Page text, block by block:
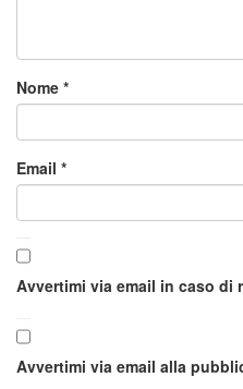
Nome *
Email *
Avvertimi via email in caso di
Avvertimi via email alla